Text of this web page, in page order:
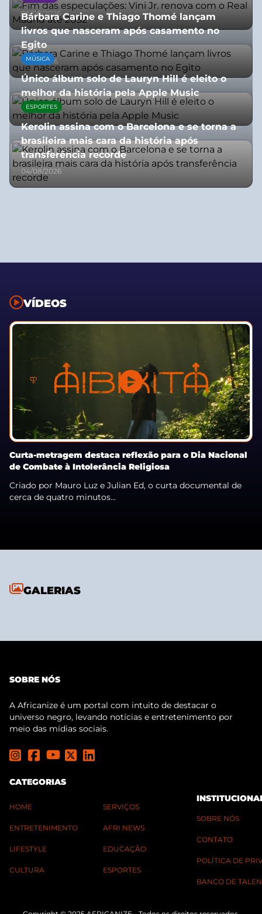
06/08/2026
Bárbara Carine e Thiago Thomé lançam
livros que nasceram após casamento no
Egito
10/07/2026
MÚSICA
Único álbum solo de Lauryn Hill é eleito o
melhor da história pela Apple Music
06/08/2026
ESPORTES
Kerolin assina com o Barcelona e se torna a
brasileira mais cara da história após
transferência recorde
04/08/2026
VÍDEOS
Curta-metragem destaca reflexão para o Dia Nacional
de Combate à Intolerância Religiosa
Criado por Mauro Luz e Julian Ed, o curta documental de
cerca de quatro minutos...
GALERIAS
SOBRE NÓS
A Africanize é um portal com intuito de destacar o
universo negro, levando notícias e entretenimento por
meio das mídias sociais.
CATEGORIAS
HOME
ENTRETENIMENTO
LIFESTYLE
CULTURA
SERVIÇOS
AFRI NEWS
EDUCAÇÃO
ESPORTES
SOBRE NÓS
CONTATO
POLÍTICA DE
BANCO DE